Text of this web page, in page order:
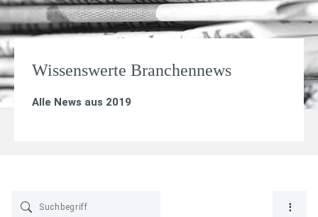
Wissenswerte Branchennews
Alle News aus 2019